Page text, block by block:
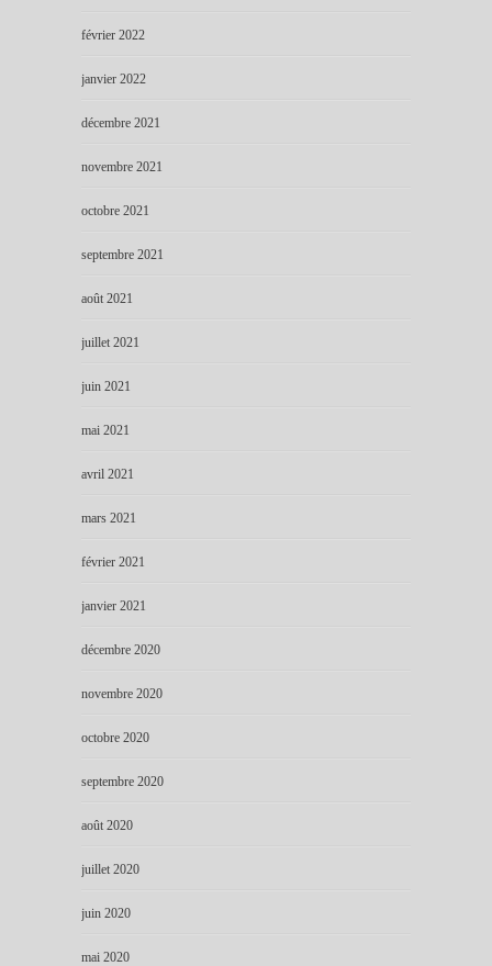
février 2022
janvier 2022
décembre 2021
novembre 2021
octobre 2021
septembre 2021
août 2021
juillet 2021
juin 2021
mai 2021
avril 2021
mars 2021
février 2021
janvier 2021
décembre 2020
novembre 2020
octobre 2020
septembre 2020
août 2020
juillet 2020
juin 2020
mai 2020